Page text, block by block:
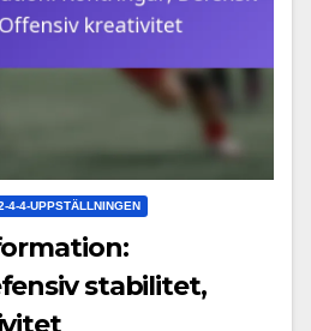
4-4-UPPSTÄLLNINGEN
stabilitet,